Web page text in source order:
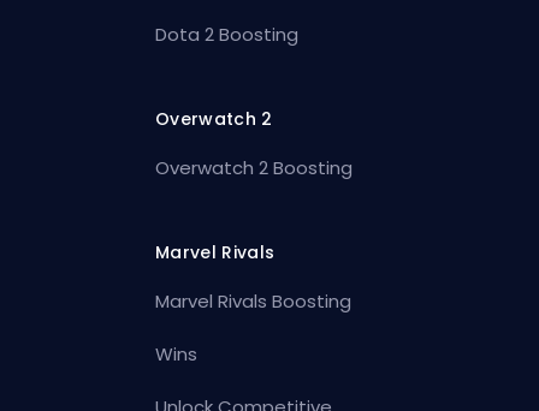
Dota 2 Boosting
Overwatch 2
Overwatch 2 Boosting
Marvel Rivals
Marvel Rivals Boosting
Wins